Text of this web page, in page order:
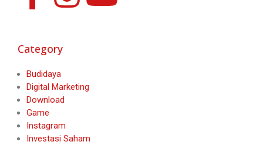
Category
Budidaya
Digital Marketing
Download
Game
Instagram
Investasi Saham